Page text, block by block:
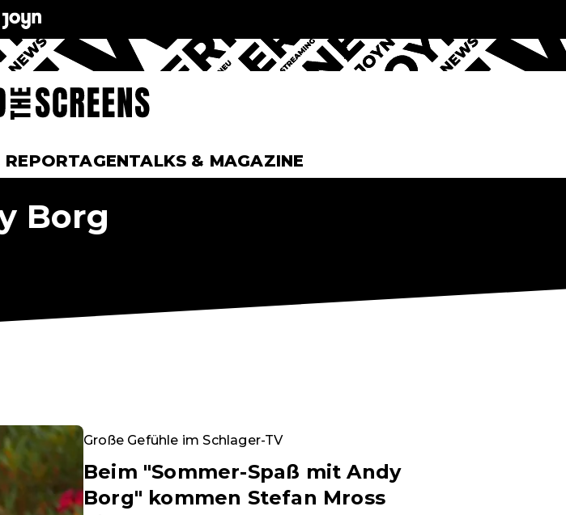
TALKS & MAGAZINE
Borg
Große Gefühle im Schlager-TV
Beim "Sommer-Spaß mit Andy
Borg" kommen Stefan Mross